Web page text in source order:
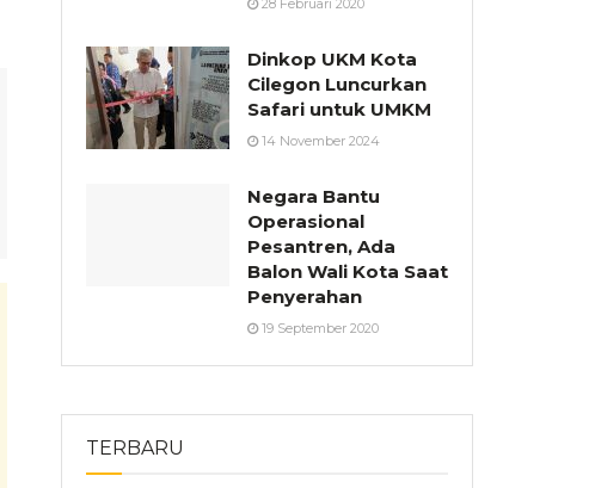
28 Februari 2020
Dinkop UKM Kota
Cilegon Luncurkan
Safari untuk UMKM
14 November 2024
Negara Bantu
Operasional
Pesantren, Ada
Balon Wali Kota Saat
Penyerahan
19 September 2020
TERBARU